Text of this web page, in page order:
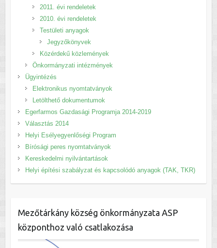
2011. évi rendeletek
2010. évi rendeletek
Testületi anyagok
Jegyzőkönyvek
Közérdekű közlemények
Önkormányzati intézmények
Ügyintézés
Elektronikus nyomtatványok
Letölthető dokumentumok
Egerfarmos Gazdasági Programja 2014-2019
Választás 2014
Helyi Esélyegyenlőségi Program
Bírósági peres nyomtatványok
Kereskedelmi nyilvántartások
Helyi építési szabályzat és kapcsolódó anyagok (TAK, TKR)
Mezőtárkány község önkormányzata ASP
központhoz való csatlakozása